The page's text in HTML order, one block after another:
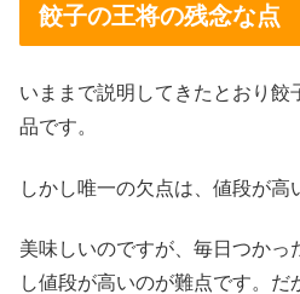
餃子の王将の残念な点
いままで説明してきたとおり餃
品です。
しかし唯一の欠点は、値段が高
美味しいのですが、毎日つかっ
し値段が高いのが難点です。